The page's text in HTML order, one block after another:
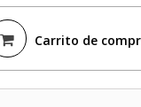
Carrito de